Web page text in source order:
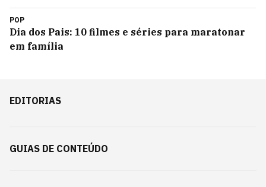
POP
Dia dos Pais: 10 filmes e séries para maratonar
em família
EDITORIAS
GUIAS DE CONTEÚDO